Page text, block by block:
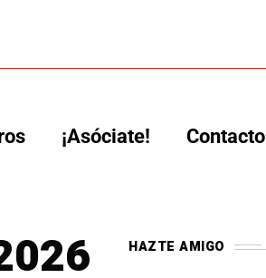
¡Asóciate! Contacto
HAZTE AMIGO